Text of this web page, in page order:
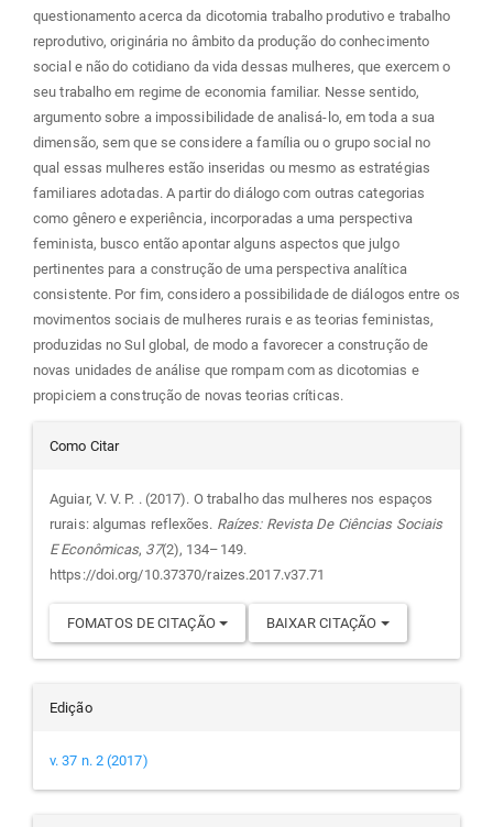
questionamento acerca da dicotomia trabalho produtivo e trabalho
reprodutivo, originária no âmbito da produção do conhecimento
social e não do cotidiano da vida dessas mulheres, que exercem o
seu trabalho em regime de economia familiar. Nesse sentido,
argumento sobre a impossibilidade de analisá-lo, em toda a sua
dimensão, sem que se considere a família ou o grupo social no
qual essas mulheres estão inseridas ou mesmo as estratégias
familiares adotadas. A partir do diálogo com outras categorias
como gênero e experiência, incorporadas a uma perspectiva
feminista, busco então apontar alguns aspectos que julgo
pertinentes para a construção de uma perspectiva analítica
consistente. Por fim, considero a possibilidade de diálogos entre os
movimentos sociais de mulheres rurais e as teorias feministas,
produzidas no Sul global, de modo a favorecer a construção de
novas unidades de análise que rompam com as dicotomias e
propiciem a construção de novas teorias críticas.
Detalhes
do
artigo
Como Citar
Aguiar, V. V. P. . (2017). O trabalho das mulheres nos espaços
rurais: algumas reflexões. Raízes: Revista De Ciências Sociais
E Econômicas, 37(2), 134–149.
https://doi.org/10.37370/raizes.2017.v37.71
FOMATOS DE CITAÇÃO BAIXAR CITAÇÃO
Edição
v. 37 n. 2 (2017)